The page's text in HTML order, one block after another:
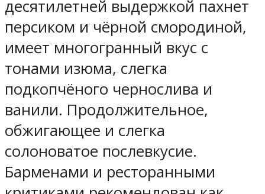
десятилетней выдержкой пахнет
персиком и чёрной смородиной,
имеет многогранный вкус с
тонами изюма, слегка
подкопчёного чернослива и
ванили. Продолжительное,
обжигающее и слегка
солоноватое послевкусие.
Барменами и ресторанными